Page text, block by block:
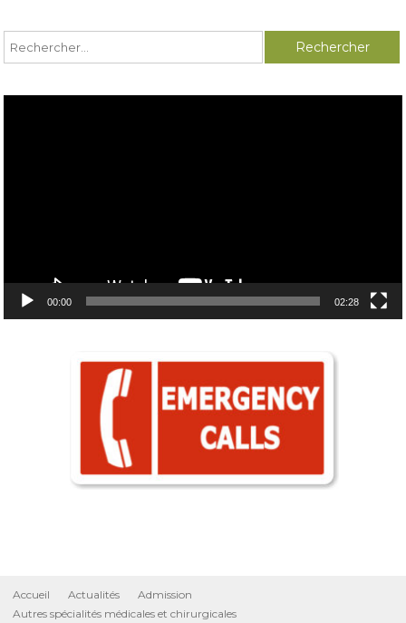
Rechercher :
00:00 02:28
Accueil Actualités
Admission
Autres spécialités médicales et chirurgicales